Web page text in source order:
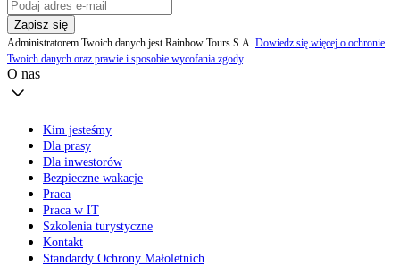
Zapisz się
Administratorem Twoich danych jest Rainbow Tours S.A. Dowiedz się więcej o ochronie
Twoich danych oraz prawie i sposobie wycofania zgody.
O nas
Kim jesteśmy
Dla prasy
Dla inwestorów
Bezpieczne wakacje
Praca
Praca w IT
Szkolenia turystyczne
Kontakt
Standardy Ochrony Małoletnich